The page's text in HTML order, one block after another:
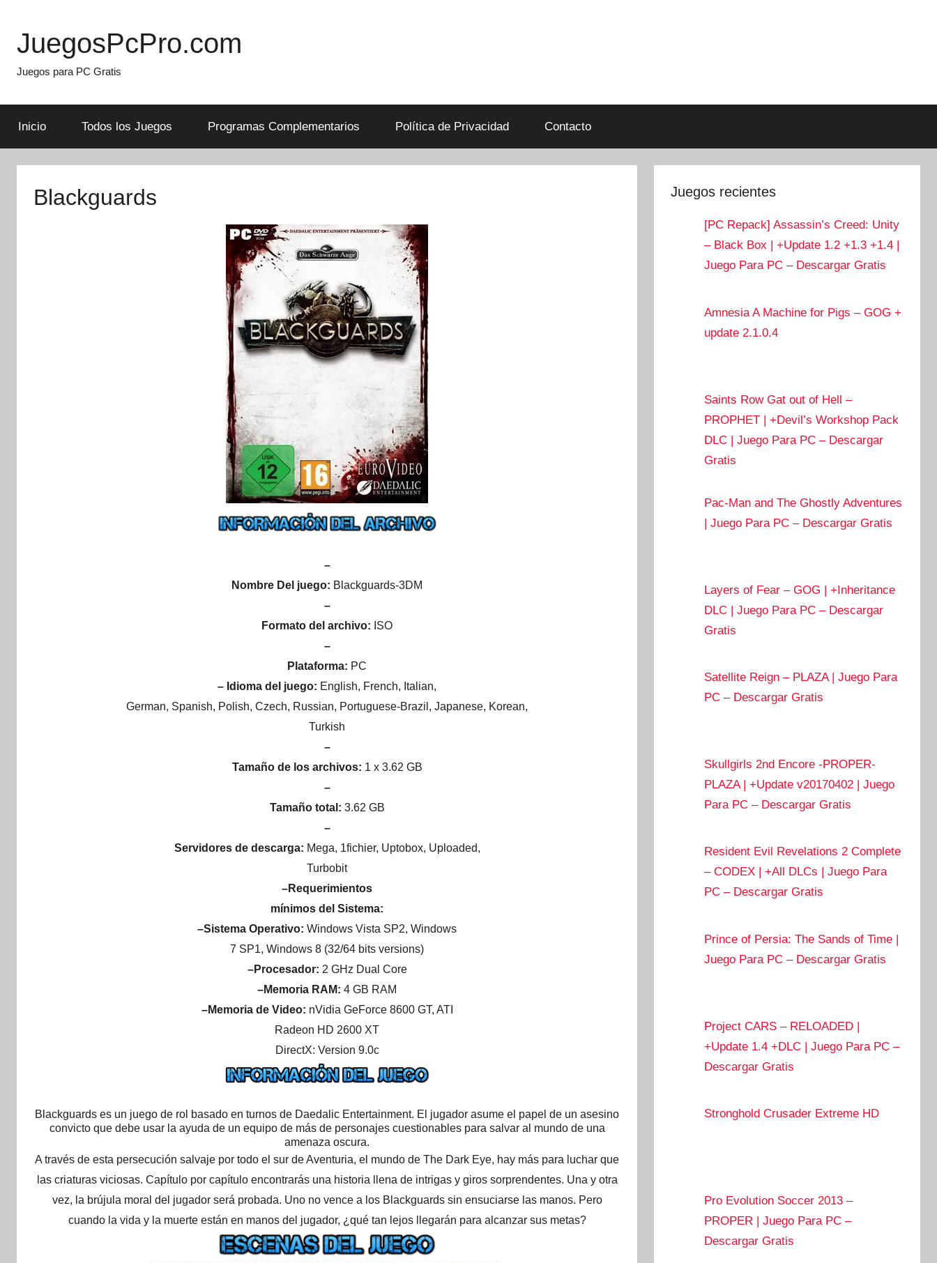
content
JuegosPcPro.com
Juegos para PC Gratis
Inicio Todos los Juegos Programas Complementarios Política de Privacidad Contacto
Blackguards
–
Nombre Del juego: Blackguards-3DM
–
Formato del archivo: ISO
–
Plataforma: PC
– Idioma del juego: English, French, Italian,
German, Spanish, Polish, Czech, Russian, Portuguese-Brazil, Japanese, Korean,
Turkish
–
Tamaño de los archivos: 1 x 3.62 GB
–
Tamaño total: 3.62 GB
–
Servidores de descarga: Mega, 1fichier, Uptobox, Uploaded,
Turbobit
–Requerimientos
mínimos del Sistema:
–Sistema Operativo:Windows Vista SP2, Windows
7 SP1, Windows 8 (32/64 bits versions)
–Procesador: 2 GHz Dual Core
–Memoria RAM: 4 GB RAM
–Memoria de Video: nVidia GeForce 8600 GT, ATI
Radeon HD 2600 XT
DirectX: Version 9.0c
Blackguards es un juego de rol basado en turnos de Daedalic Entertainment. El jugador asume el papel de un asesino
convicto que debe usar la ayuda de un equipo de más de personajes cuestionables para salvar al mundo de una
amenaza oscura.
A través de esta persecución salvaje por todo el sur de Aventuria, el mundo de The Dark Eye, hay más para luchar que
las criaturas viciosas. Capítulo por capítulo encontrarás una historia llena de intrigas y giros sorprendentes. Una y otra
vez, la brújula moral del jugador será probada. Uno no vence a los Blackguards sin ensuciarse las manos. Pero
cuando la vida y la muerte están en manos del jugador, ¿qué tan lejos llegarán para alcanzar sus metas?
Juegos recientes
[PC Repack] Assassin’s Creed: Unity
– Black Box | +Update 1.2 +1.3 +1.4 |
Juego Para PC – Descargar Gratis
Amnesia A Machine for Pigs – GOG +
update 2.1.0.4
Saints Row Gat out of Hell –
PROPHET | +Devil’s Workshop Pack
DLC | Juego Para PC – Descargar
Gratis
Pac-Man and The Ghostly Adventures
| Juego Para PC – Descargar Gratis
Layers of Fear – GOG | +Inheritance
DLC | Juego Para PC – Descargar
Gratis
Satellite Reign – PLAZA | Juego Para
PC – Descargar Gratis
Skullgirls 2nd Encore -PROPER-
PLAZA | +Update v20170402 | Juego
Para PC – Descargar Gratis
Resident Evil Revelations 2 Complete
– CODEX | +All DLCs | Juego Para
PC – Descargar Gratis
Prince of Persia: The Sands of Time |
Juego Para PC – Descargar Gratis
Project CARS – RELOADED |
+Update 1.4 +DLC | Juego Para PC –
Descargar Gratis
Stronghold Crusader Extreme HD
Pro Evolution Soccer 2013 –
PROPER | Juego Para PC –
Descargar Gratis